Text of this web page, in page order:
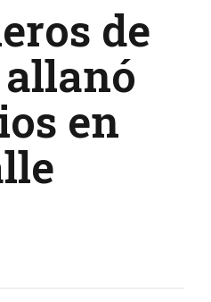
de
en